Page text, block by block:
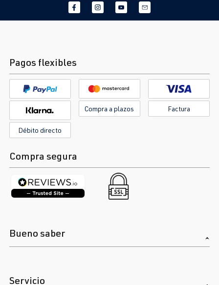
Pagos flexibles
Compra a plazos Factura
Débito directo
Compra segura
Bueno saber
Servicio